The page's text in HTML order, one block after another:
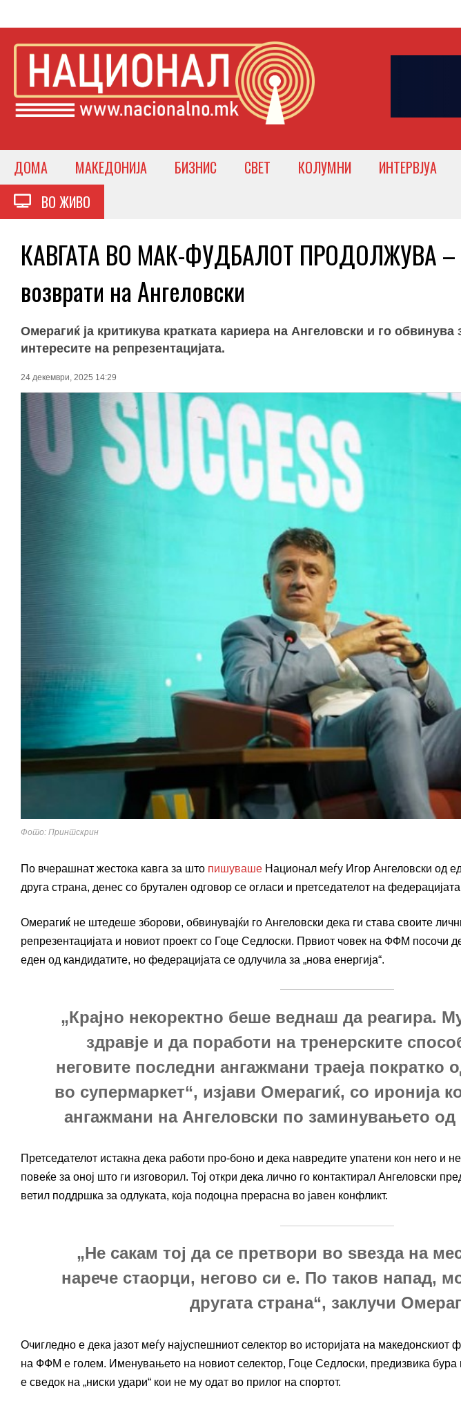
ДОМА МАКЕДОНИЈА БИЗНИС СВЕТ КОЛУМНИ ИНТЕРВЈУА
ВО ЖИВО
КАВГАТА ВО МАК-ФУДБАЛОТ ПРОДОЛЖУВА –
возврати на Ангеловски
Омерагиќ ја критикува кратката кариера на Ангеловски и го
интересите на репрезентацијата.
24 декември, 2025 14:29
Фото: Принтскрин
По вчерашнат жестока кавга за што пишуваше Национал меѓу Игор Ангеловски од
друга страна, денес со брутален одговор се огласи и претседателот на
Омерагиќ не штедеше зборови, обвинувајќи го Ангеловски дека ги става своите
репрезентацијата и новиот проект со Гоце Седлоски. Првиот човек на ФФМ посочи
еден од кандидатите, но федерацијата се одлучила за „нова енергија“.
„Крајно некоректно беше веднаш да реагира.
здравје и да поработи на тренерските
неговите последни ангажмани траеја пократко
во супермаркет“, изјави Омерагиќ, со иронија
ангажмани на Ангеловски по заминувањето од
Претседателот истакна дека работи про-боно и дека навредите упатени кон него и
повеќе за оној што ги изговорил. Тој откри дека лично го контактирал Ангеловски
ветил поддршка за одлуката, која подоцна прерасна во јавен конфликт.
„Не сакам тој да се претвори во ѕвезда на
нарече стаорци, негово си е. По таков напад,
другата страна“, заклучи
Очигледно е дека јазот меѓу најуспешниот селектор во историјата на
на ФФМ е голем. Именувањето на новиот селектор, Гоце Седлоски, предизвика бура
е сведок на „ниски удари“ кои не му одат во прилог на спортот.